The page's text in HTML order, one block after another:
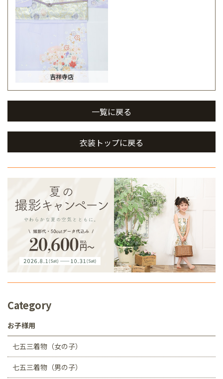
吉祥寺店
一覧に戻る
衣装トップに戻る
Category
お子様用
七五三着物（女の子）
七五三着物（男の子）